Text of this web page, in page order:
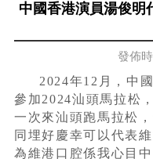
中國香港演員湯俊明
發佈
2024年12月，中
參加2024汕頭馬拉松
一次來汕頭跑馬拉松
同埋好慶幸可以代表
為維港口腔係我心目